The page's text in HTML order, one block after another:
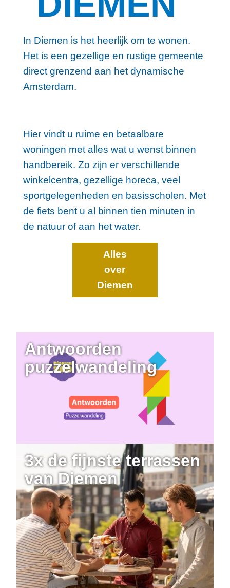
In Diemen is het heerlijk om te wonen.
Het is een gezellige en rustige gemeente
direct grenzend aan het dynamische
Amsterdam.
Hier vindt u ruime en betaalbare
woningen met alles wat u wenst binnen
handbereik. Zo zijn er verschillende
winkelcentra, gezellige horeca, veel
sportgelegenheden en basisscholen. Met
de fiets bent u al binnen tien minuten in
de natuur of aan het water.
Alles
over
Diemen
Antwoorden
puzzelwandeling
3x de fijnste terrassen
van Diemen